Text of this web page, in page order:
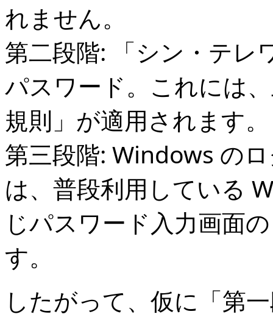
れません。
第二段階: 「シン・テレ
パスワード。これには
規則」が適用されます。
第三段階: Windows の
は、普段利用している
じパスワード入力画面
す。
したがって、仮に「第